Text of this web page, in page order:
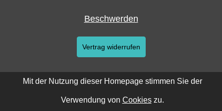
Beschwerden
Vertrag widerrufen
Mit der Nutzung dieser Homepage stimmen Sie der
Verwendung von Cookieszu.